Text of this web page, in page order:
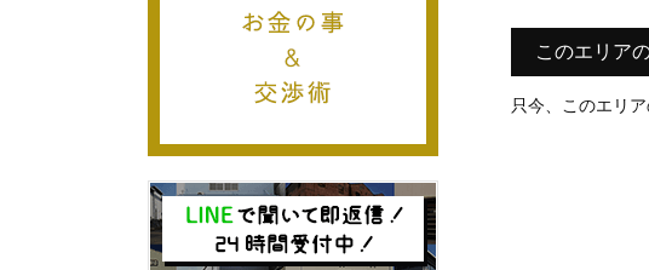
このエリア
只今、このエリ